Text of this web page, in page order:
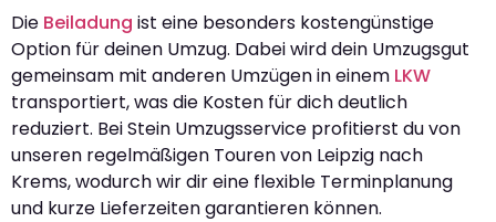
Die Beiladung ist eine besonders kostengünstige
Option für deinen Umzug. Dabei wird dein Umzugsgut
gemeinsam mit anderen Umzügen in einem LKW
transportiert, was die Kosten für dich deutlich
reduziert. Bei Stein Umzugsservice profitierst du von
unseren regelmäßigen Touren von Leipzig nach
Krems, wodurch wir dir eine flexible Terminplanung
und kurze Lieferzeiten garantieren können.